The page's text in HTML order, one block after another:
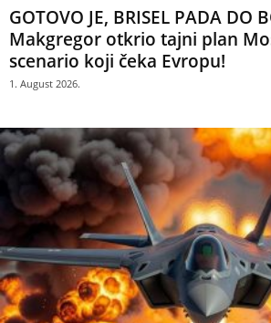
GOTOVO JE, BRISEL PADA DO
Makgregor otkrio tajni plan
scenario koji čeka Evropu!
1. August 2026.